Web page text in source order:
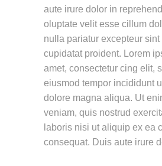
aute irure dolor in
oluptate velit esse cillum
nulla pariatur excepteur
cupidatat proident. Lorem
amet, consectetur cing elit,
eiusmod tempor incididunt
dolore magna aliqua. Ut
veniam, quis nostrud
laboris nisi ut aliquip ex ea
consequat. Duis aute irure